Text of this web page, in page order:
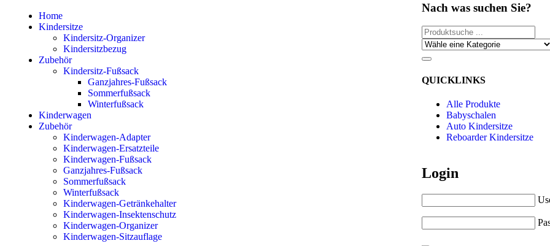
Home
Kindersitze
Kindersitz-Organizer
Kindersitzbezug
Zubehör
Kindersitz-Fußsack
Ganzjahres-Fußsack
Sommerfußsack
Winterfußsack
Kinderwagen
Zubehör
Kinderwagen-Adapter
Kinderwagen-Ersatzteile
Kinderwagen-Fußsack
Ganzjahres-Fußsack
Sommerfußsack
Winterfußsack
Kinderwagen-Getränkehalter
Kinderwagen-Insektenschutz
Kinderwagen-Organizer
Kinderwagen-Sitzauflage
Nach was suchen Sie?
QUICKLINKS
Alle Produkte
Babyschalen
Auto Kindersitze
Reboarder Kindersitze
Login